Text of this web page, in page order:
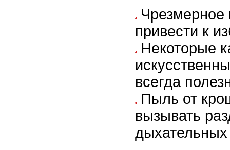
Чрезмерное
привести к
Некоторые
всегда
Пыль от
вызывать
дыхательных